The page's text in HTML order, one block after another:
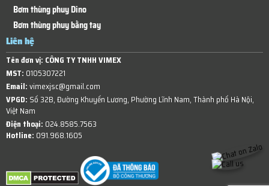
Bơm thùng phuy Dino
Bơm thùng phuy bằng tay
Liên hệ
Tên đơn vị: CÔNG TY TNHH VIMEX
MST: 0105307221
Email:vimexjsc@gmail.com
VPGD: Số 32B, Đường Khuyến Lương, Phường Lĩnh Nam, Thành phố Hà Nội,
Việt Nam
Điện thoại: 024.8585.7563
Hotline: 091.968.1605